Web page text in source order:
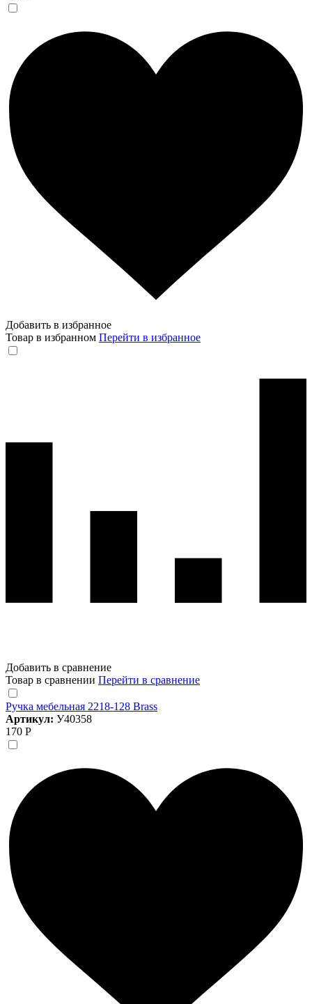
Добавить в избранное
Товар в избранном Перейти в избранное
Добавить в сравнение
Товар в сравнении Перейти в сравнение
Ручка мебельная 2218-128 Brass
Артикул: У40358
170 Р